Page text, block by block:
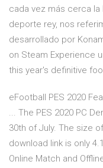
cada vez más cerca
deporte rey, nos
desarrollado por
on Steam Experience
this year's definitive
eFootball PES 2020
... The PES 2020 PC
30th of July. The size
download link is only
Online Match and